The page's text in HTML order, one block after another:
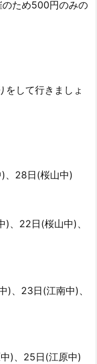
ため500円のみの
をして行きましょ
、28日(桜山中)
、22日(桜山中)、
)、23日(江南中)、
)、25日(江原中)